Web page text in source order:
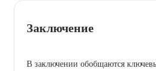
Заключение
В заключении обобщаются